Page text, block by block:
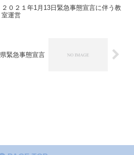
２０２１年1月13日緊急事態宣言に伴う教
室運営
緊急事態宣言